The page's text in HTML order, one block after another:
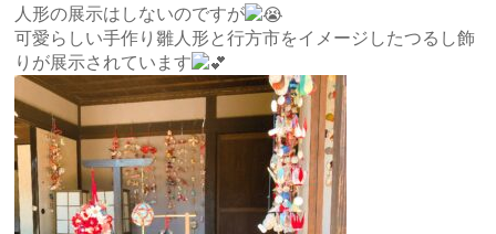
人形の展示はしないのですが
可愛らしい手作り雛人形と行方市をイメージしたつるし飾
りが展示されています